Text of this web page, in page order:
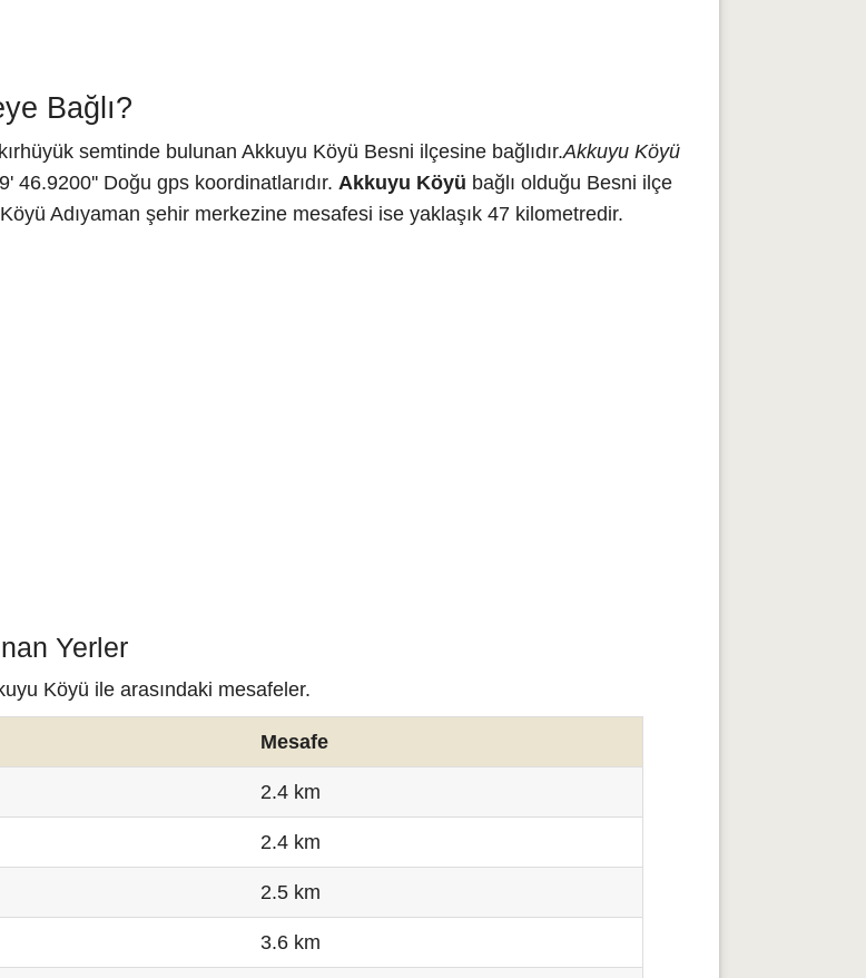
Bağlı?
semtinde bulunan Akkuyu Köyü Besni ilçesine bağlıdır.Akkuyu Köyü
46.9200'' Doğu gps koordinatlarıdır. Akkuyu Köyü bağlı olduğu Besni ilçe
Adıyaman şehir merkezine mesafesi ise yaklaşık 47 kilometredir.
Yerler
Köyü ile arasındaki mesafeler.
Mesafe
2.4 km
2.4 km
2.5 km
3.6 km